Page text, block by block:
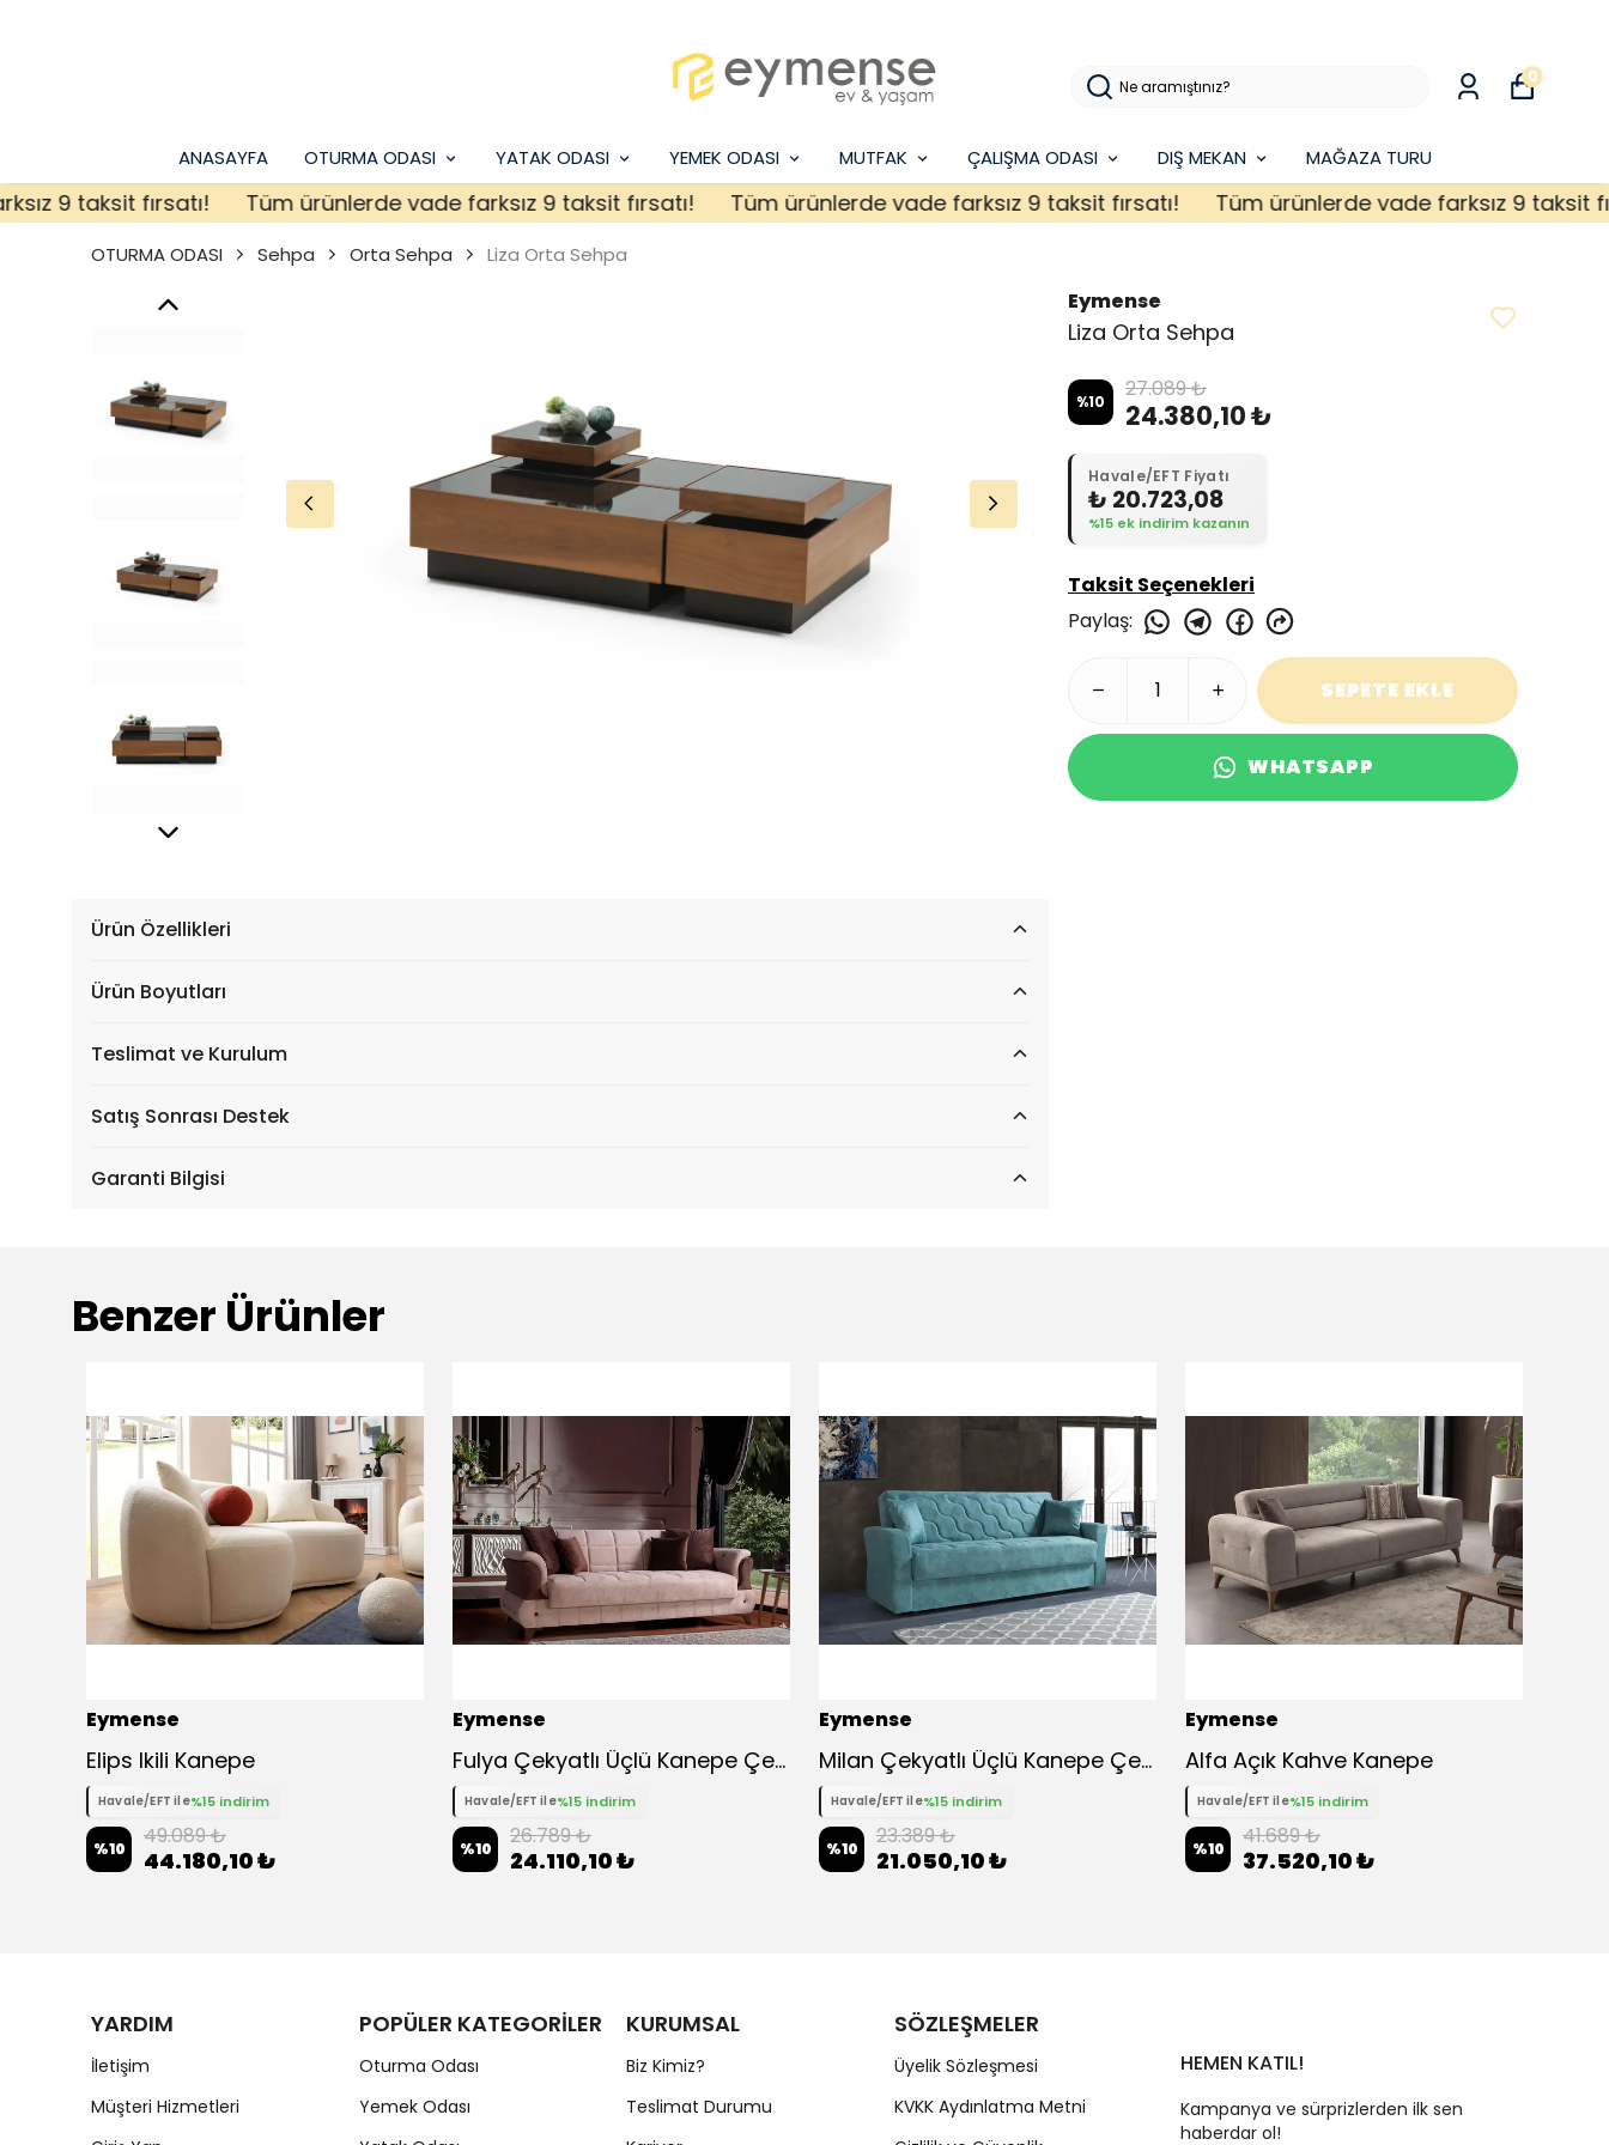
ANASAYFA OTURMA ODASI YATAK ODASI YEMEK ODASI MUTFAK ÇALIŞMA ODASI DIŞ MEKAN MAĞAZA TURU
0
9 taksit fırsatı! Tüm ürünlerde vade farksız 9 taksit fırsatı! Tüm ürünlerde vade farksız 9 taksit fırsatı! Tüm ürünlerde vade farksız 9 taksit
OTURMA ODASI Sehpa Orta Sehpa Liza Orta Sehpa
Eymense
Liza Orta Sehpa
%10 27.089 ₺
24.380,10 ₺
Havale/EFT Fiyatı
₺ 20.723,08
%15 ek indirim kazanın
Taksit Seçenekleri
Paylaş:
SEPETE EKLE
WHATSAPP
Ürün Özellikleri
Ürün Boyutları
Teslimat ve Kurulum
Satış Sonrası Destek
Garanti Bilgisi
Benzer Ürünler
Eymense
Elips Ikili Kanepe
Havale/EFT ile%15 indirim
%10 49.089 ₺
44.180,10 ₺
Eymense
Fulya Çekyatlı Üçlü Kanepe Çekyat - Kahverengi
Havale/EFT ile%15 indirim
%10 26.789 ₺
24.110,10 ₺
Eymense
Milan Çekyatlı Üçlü Kanepe Çekyat - Mavi
Havale/EFT ile%15 indirim
%10 23.389 ₺
21.050,10 ₺
Eymense
Alfa Açık Kahve Kanepe
Havale/EFT ile%15 indirim
%10 41.689 ₺
37.520,10 ₺
YARDIM
İletişim
Müşteri Hizmetleri
POPÜLER KATEGORİLER
Oturma Odası
Yemek Odası
KURUMSAL
Biz Kimiz?
Teslimat Durumu
SÖZLEŞMELER
Üyelik Sözleşmesi
KVKK Aydınlatma Metni
HEMEN KATIL!
Kampanya ve sürprizlerden ilk sen
haberdar ol!